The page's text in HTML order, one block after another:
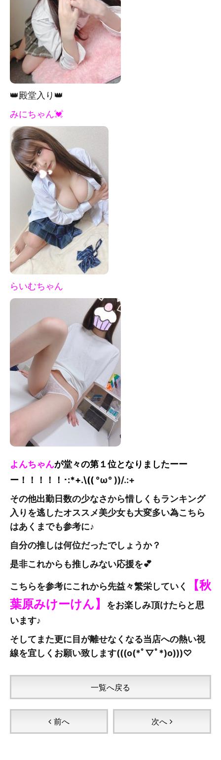
👑殿堂入り👑
みにちゃん💓
らいむちゃん
よんちゃんが堂々の第１位となりましたーー
ー！！！！！ ･:*+.\(( °ω° ))/.:+
その他出勤日数の少なさから惜しくもランキング
入りを逃したオススメ美少女も大変多い為こちら
はあくまでも参考に♪
自分の推しは何位だったでしょうか？
是非これからも推しみない応援を💕
こちらを参考にこれから先益々繁栄していく
【秋
葉原みけーけん】
をお楽しみ頂けたらと思
います♪
そしてまた更に目が離せなくなる当店への熱い視
線を宜しくお願い致します(((o(*ﾟ▽ﾟ*)o)))♡
前へ
一覧へ戻る
次へ